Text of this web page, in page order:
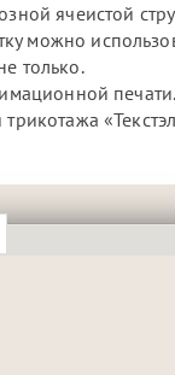
ячеистой
можно
только.
печати.